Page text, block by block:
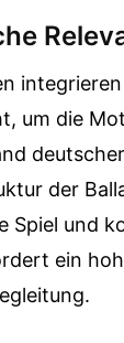
um die
der
Spiel und
ein